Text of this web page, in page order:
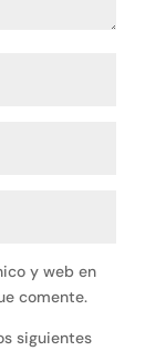
y web en
comente.
siguientes